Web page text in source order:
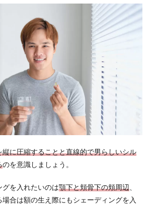
縦に圧縮することと直線的で男らしいシル
のを意識しましょう。
を入れたいのは顎下と頬骨下の頬周辺
合は額の生え際にもシェーディングを入